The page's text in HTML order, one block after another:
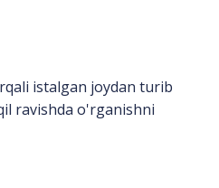
istalgan joydan turib
ravishda o'rganishni